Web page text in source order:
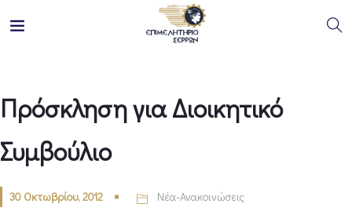
Πρόσκληση για Διοικητικό
Συμβούλιο
30 Οκτωβρίου, 2012 Νέα-Ανακοινώσεις